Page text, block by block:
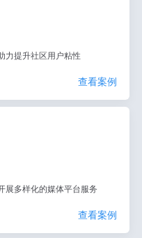
力提升社区用户粘性
查看案例
展多样化的媒体平台服务
查看案例